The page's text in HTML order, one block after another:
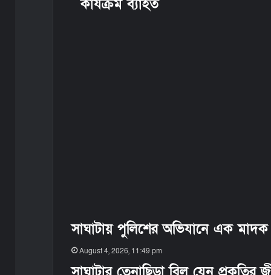
t
কার্যক্রম ব্যাহত
সাঘাটায় পুলিশের অভিযানে এক মাদক
August 4, 2026, 11:49 pm